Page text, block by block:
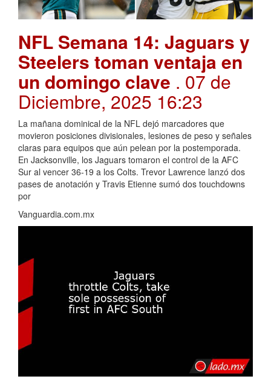
NFL Semana 14: Jaguars y
Steelers toman ventaja en
un domingo clave . 07 de
Diciembre, 2025 16:23
La mañana dominical de la NFL dejó marcadores que
movieron posiciones divisionales, lesiones de peso y señales
claras para equipos que aún pelean por la postemporada.
En Jacksonville, los Jaguars tomaron el control de la AFC
Sur al vencer 36-19 a los Colts. Trevor Lawrence lanzó dos
pases de anotación y Travis Etienne sumó dos touchdowns
por
Vanguardia.com.mx